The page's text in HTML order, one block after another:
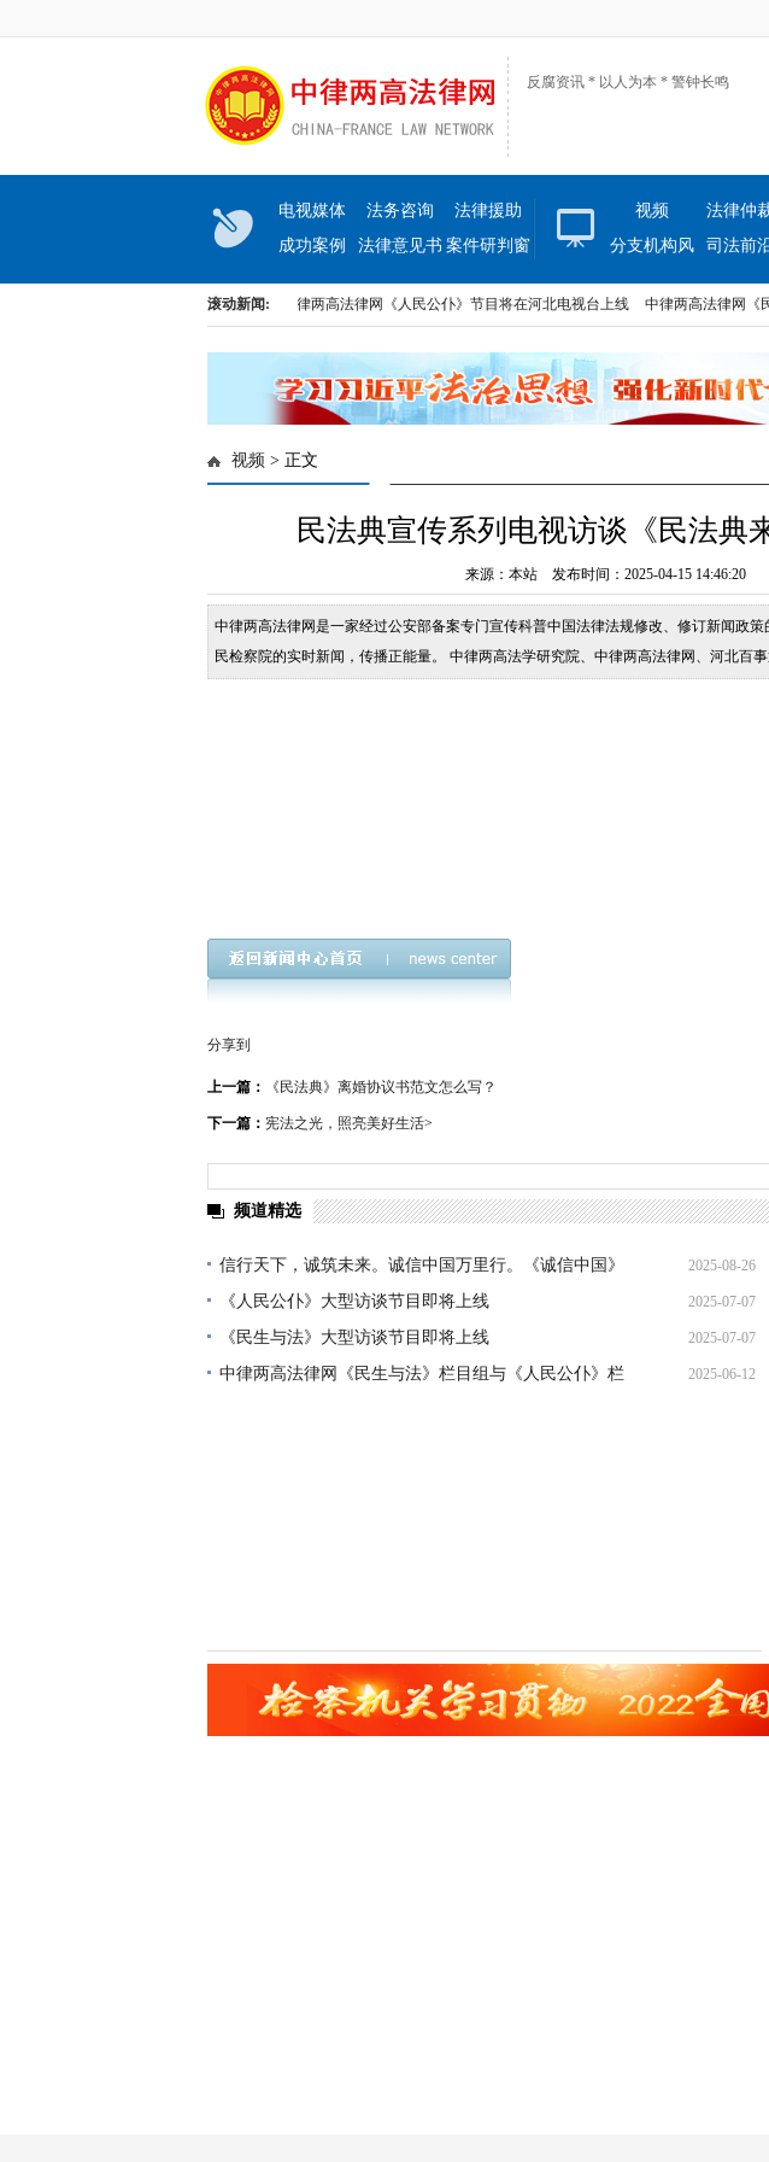
反腐资讯 * 以人为本 * 警钟长鸣
电视媒体 法务咨询
法律援助
成功案例
法律意见书 案件研判窗
口
视频 法律仲
分支机构风
采
司法前
滚动新闻:
《民生与法》大型访谈节目即将上线 中律两高法律网《人民公仆》节目将在河北电视台上线 中律两高法律网《民生
视频 > 正文
民法典宣传系列电视访谈《民法典
来源：本站 发布时间：2025-04-15 14:46:20
中律两高法律网是一家经过公安部备案专门宣传科普中国法律法规修改、修订新闻政
民检察院的实时新闻，传播正能量。 中律两高法学研究院、中律两高法律网、河北百
分享到
上一篇： 《民法典》离婚协议书范文怎么写？
下一篇： 宪法之光，照亮美好生活>
频道精选
信行天下，诚筑未来。诚信中国万里行。《诚信中国》
正式上线啦！
2025-08-26
《人民公仆》大型访谈节目即将上线 2025-07-07
《民生与法》大型访谈节目即将上线 2025-07-07
中律两高法律网《民生与法》栏目组与《人民公仆》栏
2025-06-12